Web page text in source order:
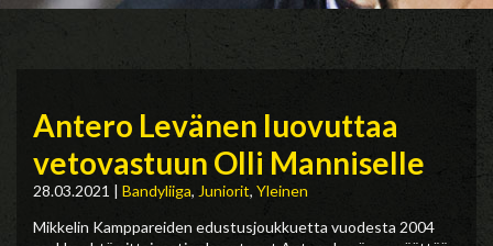
Antero Levänen luovuttaa
vetovastuun Olli Manniselle
28.03.2021 | Bandyliiga, Juniorit, Yleinen
Mikkelin Kamppareiden edustusjoukkuetta vuodesta 2004